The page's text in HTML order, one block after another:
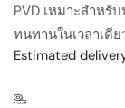
PVD เหมาะสำหรั
ทนทานในเวลาเดี
Estimated